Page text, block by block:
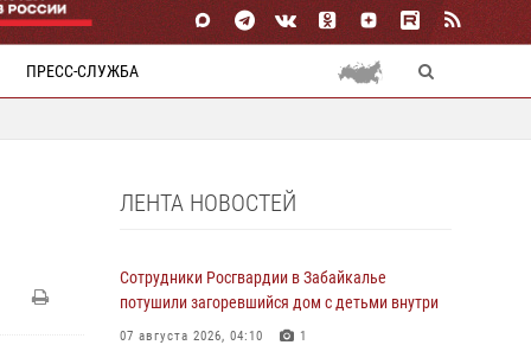
ПРЕСС-СЛУЖБА
ЛЕНТА НОВОСТЕЙ
Сотрудники Росгвардии в Забайкалье
потушили загоревшийся дом с детьми внутри
07 августа 2026, 04:10 1